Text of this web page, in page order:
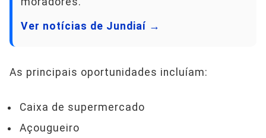
Ver notícias de Jundiaí →
As principais oportunidades incluíam:
Caixa de supermercado
Açougueiro